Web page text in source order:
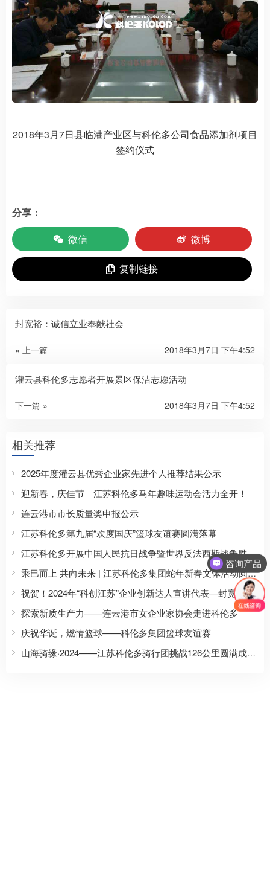
2018年3月7日县临港产业区与科伦多公司食品添加剂项目
签约仪式
分享：
微信
微博
复制链接
封宽裕：诚信立业奉献社会
« 上一篇 2018年3月7日 下午4:52
灌云县科伦多志愿者开展景区保洁志愿活动
下一篇 » 2018年3月7日 下午4:52
相关推荐
2025年度灌云县优秀企业家先进个人推荐结果公示
迎新春，庆佳节｜江苏科伦多马年趣味运动会活力全开！
连云港市市长质量奖申报公示
江苏科伦多第九届“欢度国庆”篮球友谊赛圆满落幕
江苏科伦多开展中国人民抗日战争暨世界反法西斯战争胜利80周年主题纪念活动
乘巳而上 共向未来 | 江苏科伦多集团蛇年新春文体活动圆满收官
祝贺！2024年“科创江苏”企业创新达人宣讲代表—封宽裕
探索新质生产力——连云港市女企业家协会走进科伦多
庆祝华诞，燃情篮球——科伦多集团篮球友谊赛
山海骑缘·2024——江苏科伦多骑行团挑战126公里圆满成功！
咨询产品